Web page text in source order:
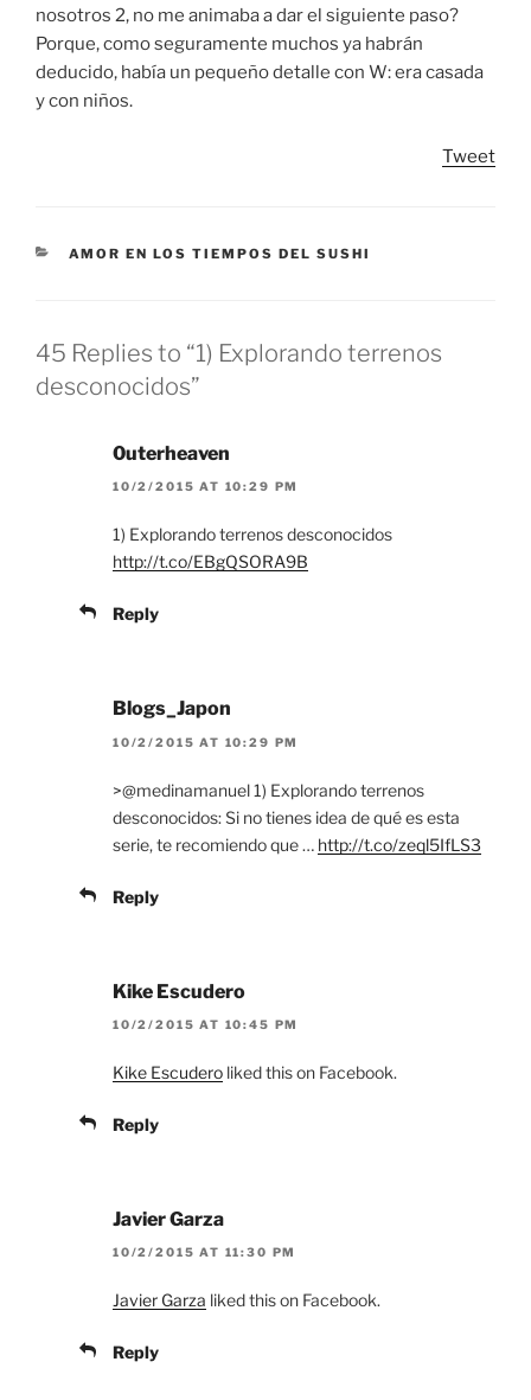
nosotros 2, no me animaba a dar el siguiente paso?
Porque, como seguramente muchos ya habrán
deducido, había un pequeño detalle con W: era casada
y con niños.
Tweet
CATEGORIES
AMOR EN LOS TIEMPOS DEL SUSHI
45 Replies to “1) Explorando terrenos
desconocidos”
0uterheaven
10/2/2015 AT 10:29 PM
1) Explorando terrenos desconocidos
http://t.co/EBgQSORA9B
Reply
Blogs_Japon
10/2/2015 AT 10:29 PM
>@medinamanuel 1) Explorando terrenos
desconocidos: Si no tienes idea de qué es esta
serie, te recomiendo que … http://t.co/zeql5IfLS3
Reply
Kike Escudero
10/2/2015 AT 10:45 PM
Kike Escudero liked this on Facebook.
Reply
Javier Garza
10/2/2015 AT 11:30 PM
Javier Garza liked this on Facebook.
Reply